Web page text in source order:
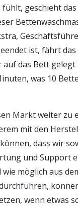
geschieht
ist, fährt
das Bett
was 10
Markt weiter
mit den
dass wir
und Support
möglich aus
wenn etwas